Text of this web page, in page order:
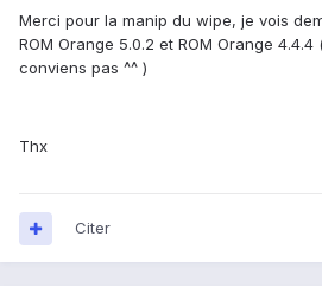
Merci pour la manip du wipe, je vois
ROM Orange 5.0.2 et ROM Orange
conviens pas ^^ )
Thx
Citer